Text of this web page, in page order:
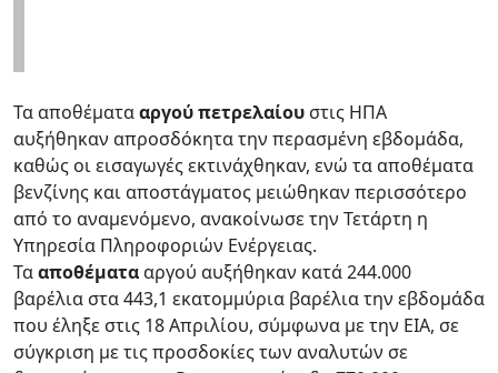
Τα αποθέματααργού πετρελαίου στις ΗΠΑ
αυξήθηκαν απροσδόκητα την περασμένη εβδομάδα,
καθώς οι εισαγωγές εκτινάχθηκαν, ενώ τα αποθέματα
βενζίνης και αποστάγματος μειώθηκαν περισσότερο
από το αναμενόμενο, ανακοίνωσε την Τετάρτη η
Υπηρεσία Πληροφοριών Ενέργειας.
Τααποθέματααργού αυξήθηκαν κατά 244.000
βαρέλια στα 443,1 εκατομμύρια βαρέλια την εβδομάδα
που έληξε στις 18 Απριλίου, σύμφωνα με την EIA, σε
σύγκριση με τις προσδοκίες των αναλυτών σε